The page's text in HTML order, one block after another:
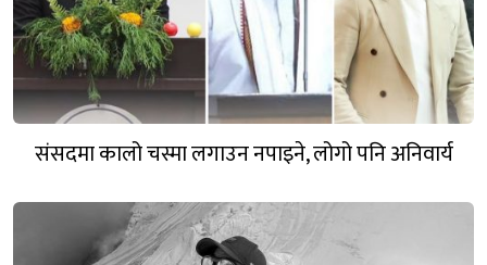
संसदमा कालो चस्मा लगाउन नपाइने, लोगो पनि अनिवार्य